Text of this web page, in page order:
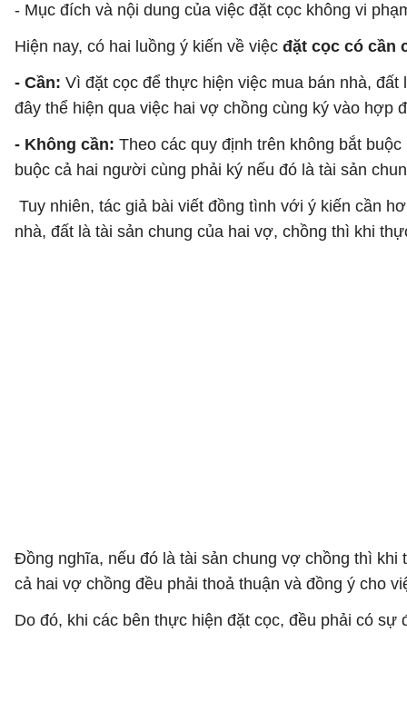
- Mục đích và nội dung của việc đặt cọc không vi
Hiện nay, có hai luồng ý kiến về việc đặt cọc có cần
- Cần: Vì đặt cọc để thực hiện việc mua bán nhà,
đây thể hiện qua việc hai vợ chồng cùng ký vào hợp
- Không cần: Theo các quy định trên không bắt
buộc cả hai người cùng phải ký nếu đó là tài sản
Tuy nhiên, tác giả bài viết đồng tình với ý kiến cần
nhà, đất là tài sản chung của hai vợ, chồng thì khi
Đồng nghĩa, nếu đó là tài sản chung vợ chồng thì khi
cả hai vợ chồng đều phải thoả thuận và đồng ý cho
Do đó, khi các bên thực hiện đặt cọc, đều phải có